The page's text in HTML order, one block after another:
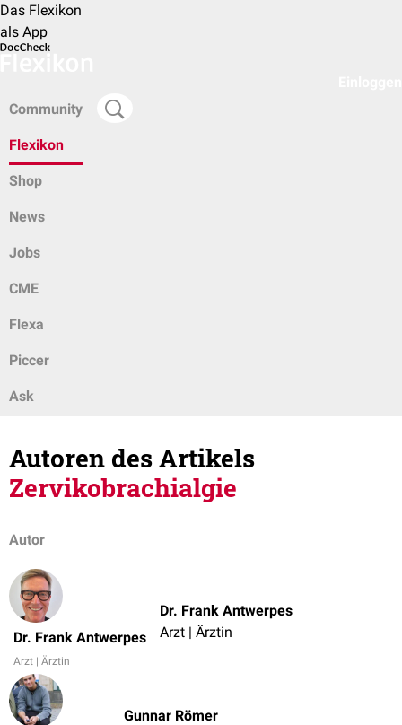
Das Flexikon
als App
Community
Flexikon
Shop
News
Jobs
CME
Flexa
Piccer
Ask
Autoren des Artikels
Zervikobrachialgie
Autor
Dr. Frank Antwerpes
Arzt | Ärztin
Dr. Frank Antwerpes
Arzt | Ärztin
Gunnar Römer